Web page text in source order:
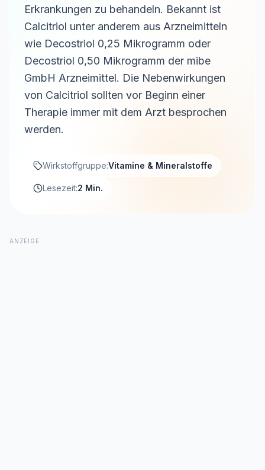
Erkrankungen zu behandeln. Bekannt ist
Calcitriol unter anderem aus Arzneimitteln
wie Decostriol 0,25 Mikrogramm oder
Decostriol 0,50 Mikrogramm der mibe
GmbH Arzneimittel. Die Nebenwirkungen
von Calcitriol sollten vor Beginn einer
Therapie immer mit dem Arzt besprochen
werden.
Wirkstoffgruppe:Vitamine & Mineralstoffe
Lesezeit:2 Min.
ANZEIGE